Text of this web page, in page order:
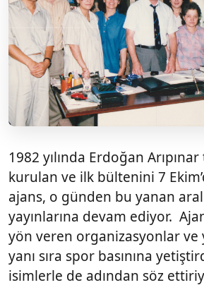
1982 yılında Erdoğan
kurulan ve ilk bültenini 7
ajans, o günden bu yanan
yayınlarına devam ediyor.
yön veren organizasyonlar ve
yanı sıra spor basınına
isimlerle de adından söz